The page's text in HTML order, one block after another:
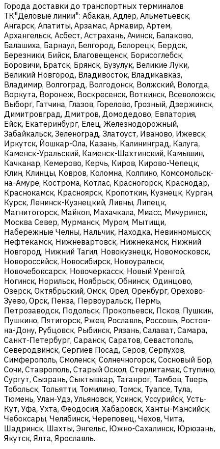
Города доставки до транспортных терминалов
ТК"Деловые линии": Абакан, Адлер, Альметьевск,
Ангарск, Апатиты, Арзамас, Армавир, Артем,
Архангельск, Асбест, Астрахань, Ачинск, Балаково,
Балашиха, Барнаул, Белгород, Белорецк, Бердск,
Березники, Бийск, Благовещенск, Борисоглебск,
Боровичи, Братск, Брянск, Бузулук, Великие Луки,
Великий Новгород, Владивосток, Владикавказ,
Владимир, Волгоград, Волгодонск, Волжский, Вологда,
Воркута, Воронеж, Воскресенск, Воткинск, Всеволожск,
Выборг, Гатчина, Глазов, Горелово, Грозный, Дзержинск,
Димитровград, Дмитров, Домодедово, Евпатория,
Ейск, Екатеринбург, Елец, Железнодорожный,
Забайкальск, Зеленоград, Златоуст, Иваново, Ижевск,
Иркутск, Йошкар-Ола, Казань, Калининград, Калуга,
Каменск-Уральский, Каменск-Шахтинский, Камышин,
Качканар, Кемерово, Керчь, Киров, Кирово-Чепецк,
Клин, Клинцы, Ковров, Коломна, Колпино, Комсомольск-
на-Амуре, Кострома, Котлас, Красногорск, Краснодар,
Краснокамск, Красноярск, Кропоткин, Кузнецк, Курган,
Курск, Ленинск-Кузнецкий, Ливны, Липецк,
Магнитогорск, Майкоп, Махачкала, Миасс, Мичуринск,
Москва Север, Мурманск, Муром, Мытищи,
Набережные Челны, Нальчик, Находка, Невинномысск,
Нефтекамск, Нижневартовск, Нижнекамск, Нижний
Новгород, Нижний Тагил, Новокузнецк, Новомосковск,
Новороссийск, Новосибирск, Новоуральск,
Новочебоксарск, Новочеркасск, Новый Уренгой,
Ногинск, Норильск, Ноябрьск, Обнинск, Одинцово,
Озерск, Октябрьский, Омск, Орел, Оренбург, Орехово-
Зуево, Орск, Пенза, Первоуральск, Пермь,
Петрозаводск, Подольск, Прокопьевск, Псков, Пушкин,
Пушкино, Пятигорск, Ржев, Рославль, Россошь, Ростов-
на-Дону, Рубцовск, Рыбинск, Рязань, Салават, Самара,
Санкт-Петербург, Саранск, Саратов, Севастополь,
Северодвинск, Сергиев Посад, Серов, Серпухов,
Симферополь, Смоленск, Солнечногорск, Сосновый Бор,
Сочи, Ставрополь, Старый Оскол, Стерлитамак, Ступино,
Сургут, Сызрань, Сыктывкар, Таганрог, Тамбов, Тверь,
Тобольск, Тольятти, Томилино, Томск, Туапсе, Тула,
Тюмень, Улан-Удэ, Ульяновск, Усинск, Уссурийск, Усть-
Кут, Уфа, Ухта, Феодосия, Хабаровск, Ханты-Мансийск,
Чебоксары, Челябинск, Череповец, Чехов, Чита,
Шадринск, Шахты, Энгельс, Южно-Сахалинск, Юрюзань,
Якутск, Ялта, Ярославль.